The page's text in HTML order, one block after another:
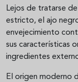
Lejos de tratarse de
estricto, el ajo
envejecimiento
sus características
ingredientes
El origen moderno